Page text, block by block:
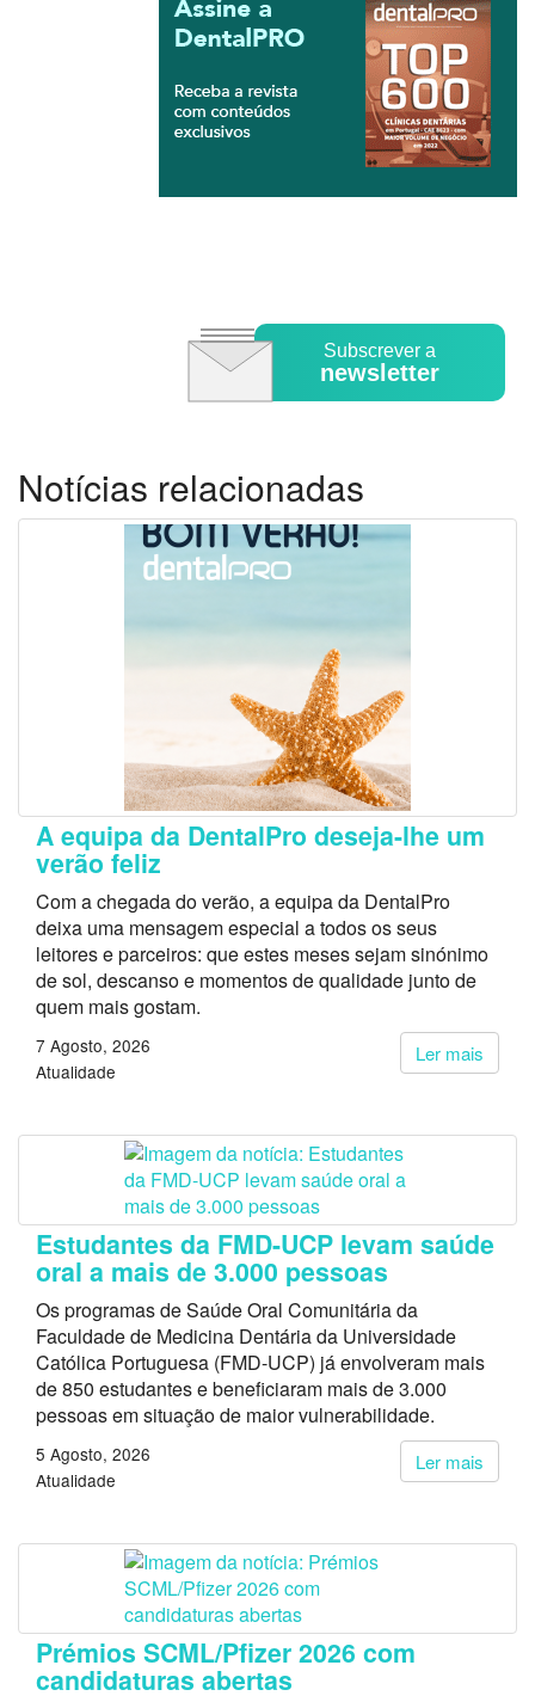
Subscrever a
newsletter
Notícias relacionadas
A equipa da DentalPro deseja-lhe um
verão feliz
Com a chegada do verão, a equipa da DentalPro
deixa uma mensagem especial a todos os seus
leitores e parceiros: que estes meses sejam sinónimo
de sol, descanso e momentos de qualidade junto de
quem mais gostam.
Ler mais
7 Agosto, 2026
Atualidade
Estudantes da FMD-UCP levam saúde
oral a mais de 3.000 pessoas
Os programas de Saúde Oral Comunitária da
Faculdade de Medicina Dentária da Universidade
Católica Portuguesa (FMD-UCP) já envolveram mais
de 850 estudantes e beneficiaram mais de 3.000
pessoas em situação de maior vulnerabilidade.
Ler mais
5 Agosto, 2026
Atualidade
Prémios SCML/Pfizer 2026 com
candidaturas abertas